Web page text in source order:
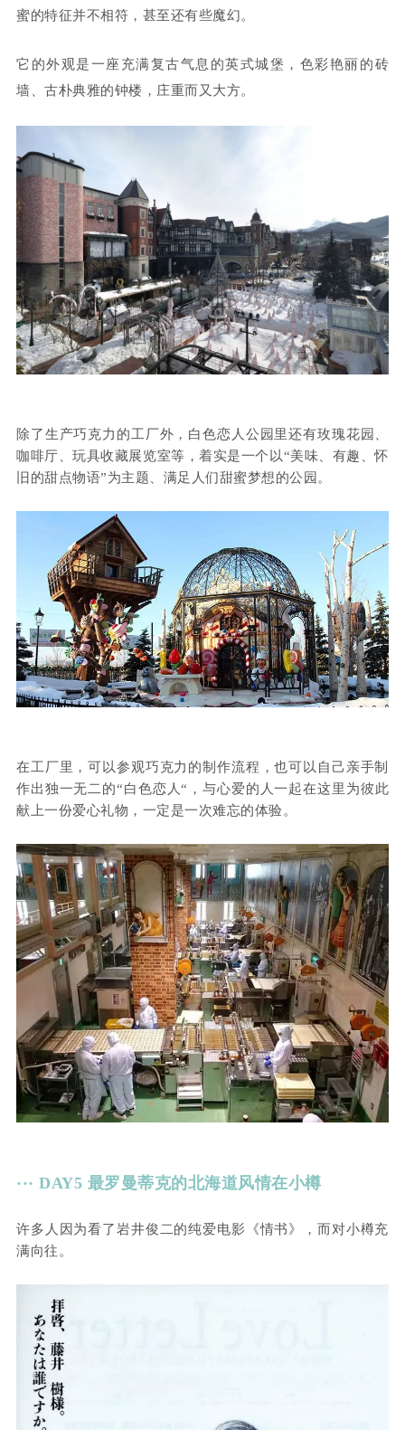
蜜的特征并不相符，甚至还有些魔幻。
它的外观是一座充满复古气息的英式城堡， 色彩艳丽的砖
墙、古朴典雅的钟楼，庄重而又大方。
除了生产巧克力的工厂外，白色恋人公园里还有玫瑰花园、
咖啡厅、玩具收藏展览室等，着实是一个以“美味、有趣、怀
旧的甜点物语”为主题、满足人们甜蜜梦想的公园。
在工厂里，可以参观巧克力的制作流程，也可以自己亲手制
作出独一无二的“白色恋人“，与心爱的人一起在这里为彼此
献上一份爱心礼物，一定是一次难忘的体验。
··· DAY5 最罗曼蒂克的北海道风情在小樽
许多人因为看了岩井俊二的纯爱电影《情书》，而对小樽充
满向往。